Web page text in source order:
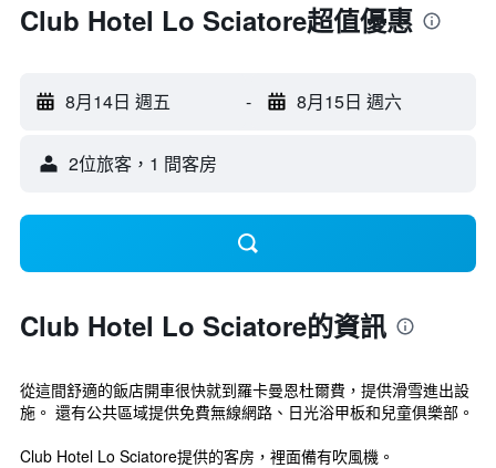
Club Hotel Lo Sciatore超值優惠
8月14日 週五 - 8月15日 週六
2位旅客，1 間客房
Club Hotel Lo Sciatore的資訊
從這間舒適的飯店開車很快就到羅卡曼恩杜爾費，提供滑雪進出設
施。 還有公共區域提供免費無線網路、日光浴甲板和兒童俱樂部。
Club Hotel Lo Sciatore提供的客房，裡面備有吹風機。